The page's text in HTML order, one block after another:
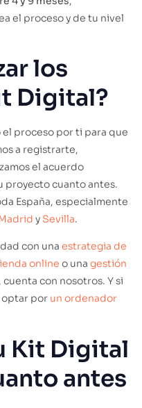
el proceso y de tu nivel
los
Digital?
proceso por ti para que
a registrarte,
el acuerdo
proyecto cuanto antes.
España, especialmente
y Sevilla.
con una estrategia de
online o una gestión
, cuenta con nosotros. Y si
optar por un ordenador
Kit Digital
antes